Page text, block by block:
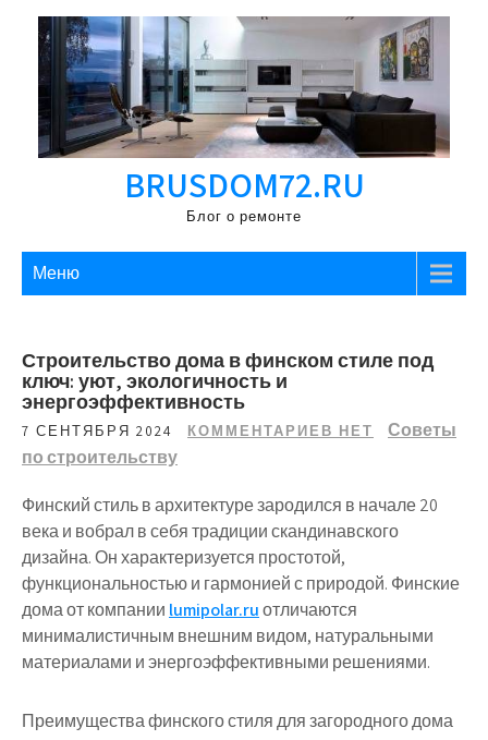
Перейти
содержимому
BRUSDOM72.RU
Блог о ремонте
Меню
Строительство дома в финском стиле под
ключ: уют, экологичность и
энергоэффективность
7 СЕНТЯБРЯ 2024 КОММЕНТАРИЕВ НЕТ
Советы
по строительству
Финский стиль в архитектуре зародился в начале 20
века и вобрал в себя традиции скандинавского
дизайна. Он характеризуется простотой,
функциональностью и гармонией с природой. Финские
дома от компании lumipolar.ruотличаются
минималистичным внешним видом, натуральными
материалами и энергоэффективными решениями.
Преимущества финского стиля для загородного дома